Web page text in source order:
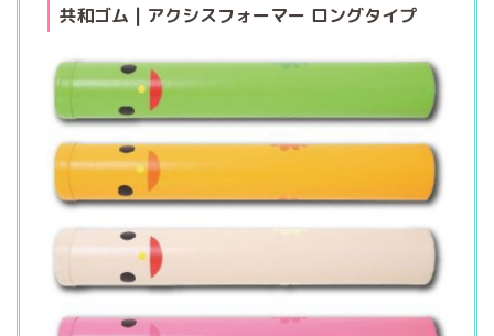
共和ゴム | アクシスフォーマー ロングタイプ